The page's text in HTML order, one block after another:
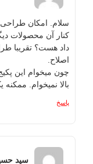
سلام. امکان طراحی
کنار آن محصولات
داد هست؟ تقریبا
اصلاح.
چون میخوام این
بالا نمیخوام.
پاسخ
سید